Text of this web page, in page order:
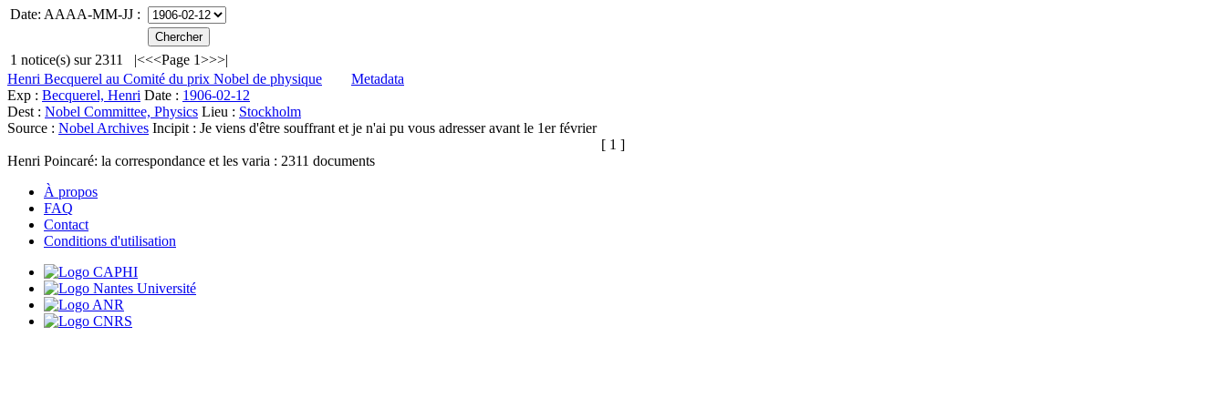
Date: AAAA-MM-JJ :
1 notice(s) sur 2311 |<<<Page 1>>>|
Henri Becquerel au Comité du prix Nobel de physique
Metadata
Exp : Becquerel, Henri Date : 1906-02-12
Dest : Nobel Committee, Physics Lieu : Stockholm
Source : Nobel Archives Incipit : Je viens d'être souffrant et je n'ai pu vous adresser avant le 1er février
[ 1 ]
Henri Poincaré: la correspondance et les varia : 2311 documents
À propos
FAQ
Contact
Conditions d'utilisation